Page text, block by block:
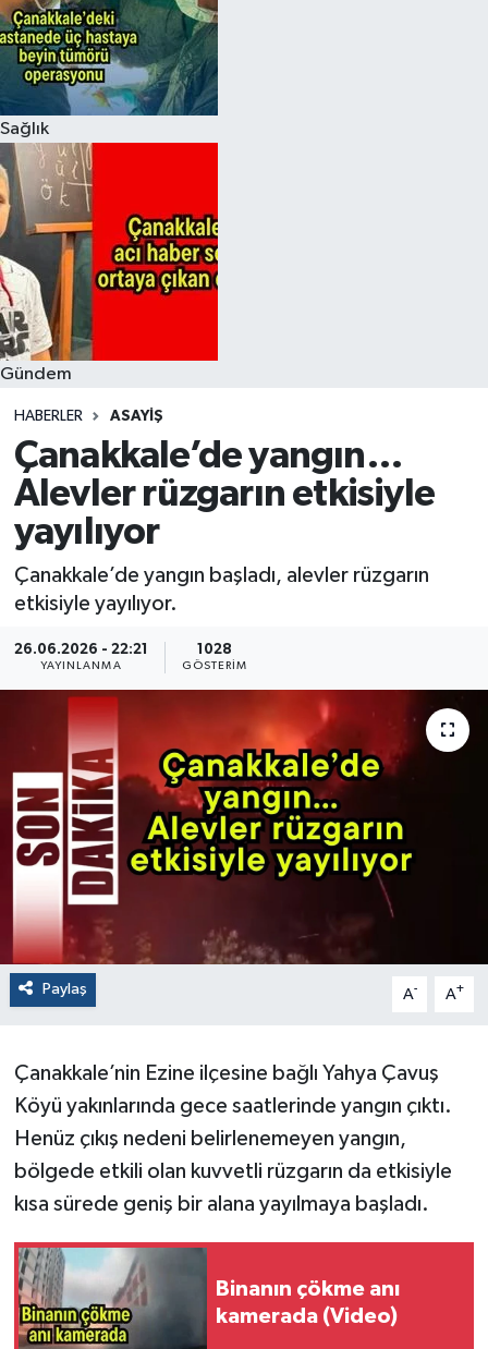
Sağlık
Gündem
HABERLER ASAYIŞ
Çanakkale’de yangın…
Alevler rüzgarın etkisiyle
yayılıyor
Çanakkale’de yangın başladı, alevler rüzgarın
etkisiyle yayılıyor.
26.06.2026 - 22:21
YAYINLANMA
1028
GÖSTERIM
Paylaş A- A+
Çanakkale’nin Ezine ilçesine bağlı Yahya Çavuş
Köyü yakınlarında gece saatlerinde yangın çıktı.
Henüz çıkış nedeni belirlenemeyen yangın,
bölgede etkili olan kuvvetli rüzgarın da etkisiyle
kısa sürede geniş bir alana yayılmaya başladı.
Binanın çökme anı
kamerada (Video)